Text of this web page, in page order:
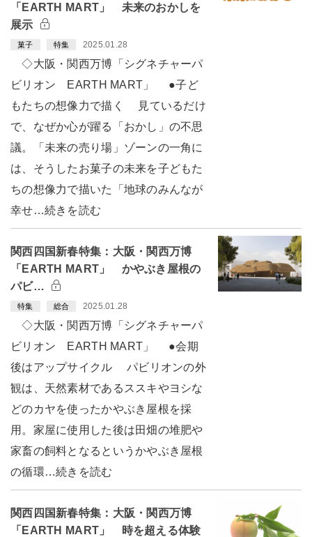
「EARTH MART」 未来のおかしを
展示
菓子 特集 2025.01.28
◇大阪・関西万博「シグネチャーパ
ビリオン EARTH MART」 ●子ど
もたちの想像力で描く 見ているだけ
で、なぜか心が躍る「おかし」の不思
議。「未来の売り場」ゾーンの一角に
は、そうしたお菓子の未来を子どもた
ちの想像力で描いた「地球のみんなが
幸せ…続きを読む
関西四国新春特集：大阪・関西万博
「EARTH MART」 かやぶき屋根の
パビ…
特集 総合 2025.01.28
◇大阪・関西万博「シグネチャーパ
ビリオン EARTH MART」 ●会期
後はアップサイクル パビリオンの外
観は、天然素材であるススキやヨシな
どのカヤを使ったかやぶき屋根を採
用。家屋に使用した後は田畑の堆肥や
家畜の飼料となるというかやぶき屋根
の循環…続きを読む
関西四国新春特集：大阪・関西万博
「EARTH MART」 時を超える体験